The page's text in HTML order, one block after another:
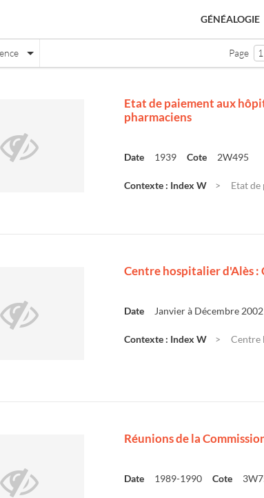
GÉNÉALOGIE
Page
Etat de paiement aux
pharmaciens
Date 1939 Cote 2W495
Contexte : Index W Etat de
Centre hospitalier d'Alès :
Date Janvier à Décembre 2002
Contexte : Index W Centre
Réunions de la
Date 1989-1990 Cote